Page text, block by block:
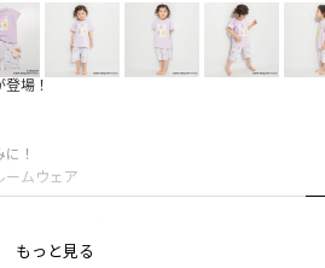
登場！
！
ームウェア
COLORS』
ロリポップ』
もっと見る